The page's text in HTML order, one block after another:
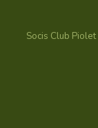
Socis Club Piolet